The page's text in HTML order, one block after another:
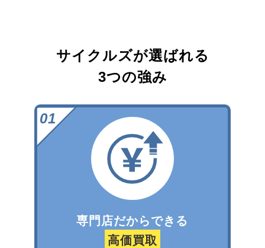
サイクルズが選ばれる
3つの強み
専門店だからできる
高価買取